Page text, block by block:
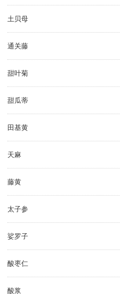
土贝母
通关藤
甜叶菊
甜瓜蒂
田基黄
天麻
藤黄
太子参
娑罗子
酸枣仁
酸浆